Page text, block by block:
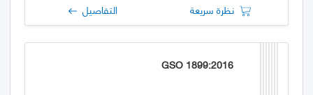
نظرة سريعة التفاصيل
GSO 1899:2016